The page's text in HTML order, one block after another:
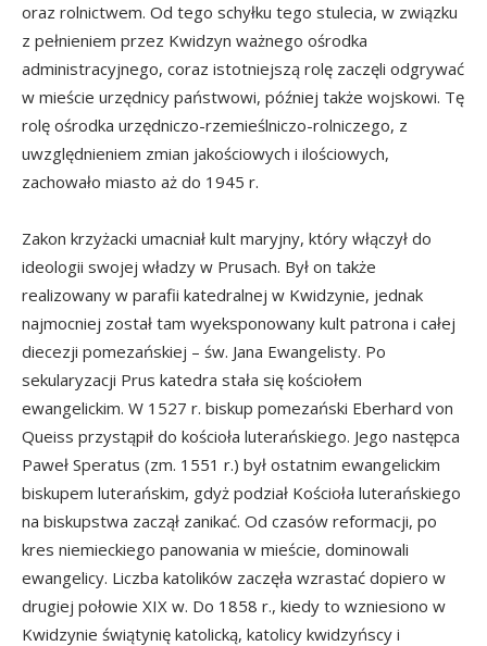
oraz rolnictwem. Od tego schyłku tego stulecia, w związku
z pełnieniem przez Kwidzyn ważnego ośrodka
administracyjnego, coraz istotniejszą rolę zaczęli odgrywać
w mieście urzędnicy państwowi, później także wojskowi. Tę
rolę ośrodka urzędniczo-rzemieślniczo-rolniczego, z
uwzględnieniem zmian jakościowych i ilościowych,
zachowało miasto aż do 1945 r.
Zakon krzyżacki umacniał kult maryjny, który włączył do
ideologii swojej władzy w Prusach. Był on także
realizowany w parafii katedralnej w Kwidzynie, jednak
najmocniej został tam wyeksponowany kult patrona i całej
diecezji pomezańskiej – św. Jana Ewangelisty. Po
sekularyzacji Prus katedra stała się kościołem
ewangelickim. W 1527 r. biskup pomezański Eberhard von
Queiss przystąpił do kościoła luterańskiego. Jego następca
Paweł Speratus (zm. 1551 r.) był ostatnim ewangelickim
biskupem luterańskim, gdyż podział Kościoła luterańskiego
na biskupstwa zaczął zanikać. Od czasów reformacji, po
kres niemieckiego panowania w mieście, dominowali
ewangelicy. Liczba katolików zaczęła wzrastać dopiero w
drugiej połowie XIX w. Do 1858 r., kiedy to wzniesiono w
Kwidzynie świątynię katolicką, katolicy kwidzyńscy i